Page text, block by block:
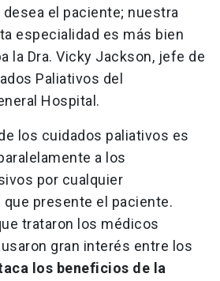
el paciente; nuestra
especialidad es más bien
la Dra. Vicky Jackson, jefe de
Paliativos del
Hospital.
los cuidados paliativos es
a los
por cualquier
presente el paciente.
trataron los médicos
gran interés entre los
los beneficios de la